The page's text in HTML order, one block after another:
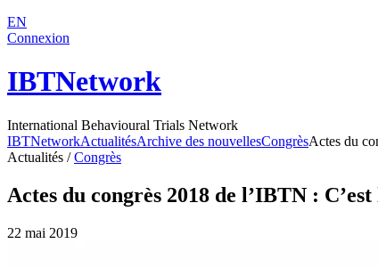
EN
Connexion
IBTNetwork
International Behavioural Trials Network
IBTNetworkActualitésArchive des nouvellesCongrèsActes du
Actualités /Congrès
Actes du congrès 2018 de l’IBTN :
22 mai 2019